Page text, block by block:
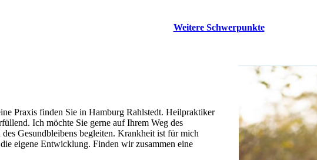
Weitere Schwerpunkte
Praxis finden Sie in Hamburg Rahlstedt. Heilpraktiker
Ich möchte Sie gerne auf Ihrem Weg des
des Gesundbleibens begleiten. Krankheit ist für mich
eigene Entwicklung. Finden wir zusammen eine